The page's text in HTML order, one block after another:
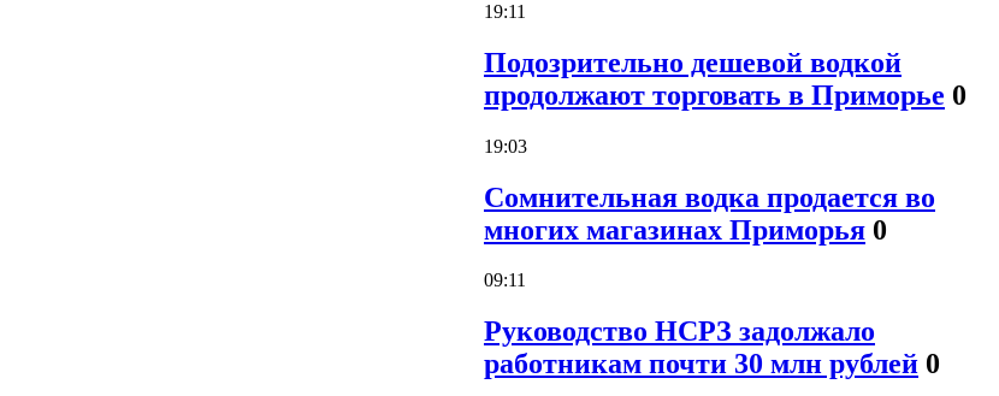
19:11
Подозрительно дешевой водкой
продолжают торговать в Приморье 0
19:03
Сомнительная водка продается во
многих магазинах Приморья 0
09:11
Руководство НСРЗ задолжало
работникам почти 30 млн рублей 0